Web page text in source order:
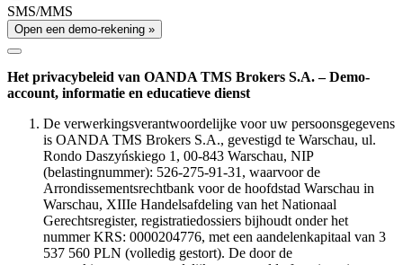
SMS/MMS
Open een demo-rekening »
Het privacybeleid van OANDA TMS Brokers S.A. – Demo-
account, informatie en educatieve dienst
De verwerkingsverantwoordelijke voor uw persoonsgegevens
is OANDA TMS Brokers S.A., gevestigd te Warschau, ul.
Rondo Daszyńskiego 1, 00-843 Warschau, NIP
(belastingnummer): 526-275-91-31, waarvoor de
Arrondissementsrechtbank voor de hoofdstad Warschau in
Warschau, XIIIe Handelsafdeling van het Nationaal
Gerechtsregister, registratiedossiers bijhoudt onder het
nummer KRS: 0000204776, met een aandelenkapitaal van 3
537 560 PLN (volledig gestort). De door de